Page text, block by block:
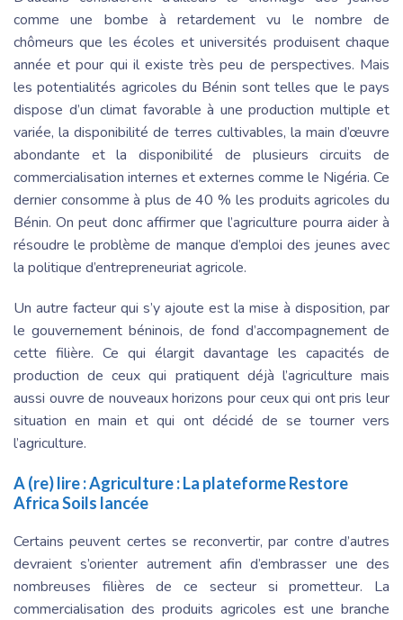
comme une bombe à retardement vu le nombre de
chômeurs que les écoles et universités produisent chaque
année et pour qui il existe très peu de perspectives. Mais
les potentialités agricoles du Bénin sont telles que le pays
dispose d’un climat favorable à une production multiple et
variée, la disponibilité de terres cultivables, la main d’œuvre
abondante et la disponibilité de plusieurs circuits de
commercialisation internes et externes comme le Nigéria. Ce
dernier consomme à plus de 40 % les produits agricoles du
Bénin. On peut donc affirmer que l’agriculture pourra aider à
résoudre le problème de manque d’emploi des jeunes avec
la politique d’entrepreneuriat agricole.
Un autre facteur qui s’y ajoute est la mise à disposition, par
le gouvernement béninois, de fond d’accompagnement de
cette filière. Ce qui élargit davantage les capacités de
production de ceux qui pratiquent déjà l’agriculture mais
aussi ouvre de nouveaux horizons pour ceux qui ont pris leur
situation en main et qui ont décidé de se tourner vers
l’agriculture.
A (re) lire :Agriculture : La plateforme Restore
Africa Soils lancée
Certains peuvent certes se reconvertir, par contre d’autres
devraient s’orienter autrement afin d’embrasser une des
nombreuses filières de ce secteur si prometteur. La
commercialisation des produits agricoles est une branche